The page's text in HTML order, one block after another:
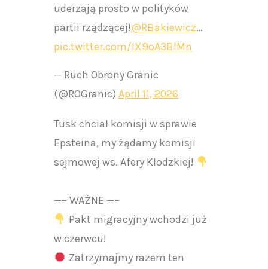
uderzają prosto w polityków
partii rządzącej!@RBakiewicz…
pic.twitter.com/IX9oA3BlMn
— Ruch Obrony Granic
(@ROGranic) April 11, 2026
Tusk chciał komisji w sprawie
Epsteina, my żądamy komisji
sejmowej ws. Afery Kłodzkiej!
—– WAŻNE —–
Pakt migracyjny wchodzi już
w czerwcu!
Zatrzymajmy razem ten